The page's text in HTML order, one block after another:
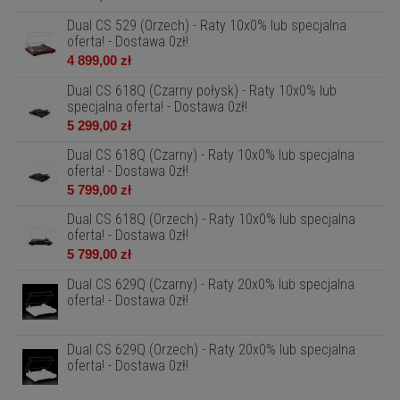
Dual CS 529 (Orzech) - Raty 10x0% lub specjalna
oferta! - Dostawa 0zł!
4 899,00 zł
Dual CS 618Q (Czarny połysk) - Raty 10x0% lub
specjalna oferta! - Dostawa 0zł!
5 299,00 zł
Dual CS 618Q (Czarny) - Raty 10x0% lub specjalna
oferta! - Dostawa 0zł!
5 799,00 zł
Dual CS 618Q (Orzech) - Raty 10x0% lub specjalna
oferta! - Dostawa 0zł!
5 799,00 zł
Dual CS 629Q (Czarny) - Raty 20x0% lub specjalna
oferta! - Dostawa 0zł!
Dual CS 629Q (Orzech) - Raty 20x0% lub specjalna
oferta! - Dostawa 0zł!